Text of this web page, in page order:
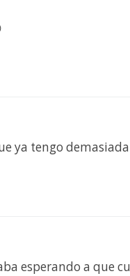
ya tengo
esperando a que